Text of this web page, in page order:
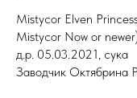
Mistycor Elven
Mistycor Now or
д.р. 05.03.2021, сука
Заводчик Октябрина